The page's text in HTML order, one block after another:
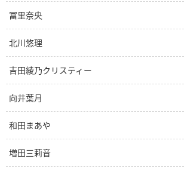
冨里奈央
北川悠理
吉田綾乃クリスティー
向井葉月
和田まあや
増田三莉音